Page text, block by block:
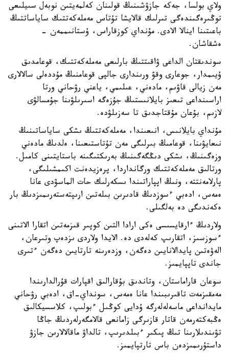
ولاي بولسا، جەكە جازۋشىنىڭ قولىنان كەلمەيتىن نوبەل سىيلىعى
توڭىرەگىندەگى تىرلىك قالايشا تۇتاس مەملەكەتتىك ساياساتتىڭ
باعىتىنا اينالا الادى. مۇنداي كوزقاراس، ۇستانىممەن -
ەشقاشان.
سوندىقتان الداعى ۋاقىتتىڭ بارلىعى مەملەكەتتىك، قوعامدىق
ۇيىمدار، جوعارى وقۋ ورىندارى جالپى قوعامنىڭ مۇددەلى سالالارى
مەن زيالى قاۋىم، مادەني، عىلىمي، ياعني رۋحاني ورتا
اراسىنداعى تىعىز بايلانىستىڭ جۇزەگە اسىرىلۋىنا جۇمسالۋى
لازىم، بۇعان مۇقتاجدىق تا سەزىلۋدە.
مۇنداي بايلانىس، انىعىندا، مەملەكەتتىڭ ىشكى ساياساتىنىڭ
نىعايۋىنا، قوعامىڭ بىرلىگى مەن تۇتاستىعىنا، ەلدىڭ مادەني
وزەگىنىڭ، ىشكى دىڭگەگىنىڭ بەرىكتىگىنە باستايتىنى كامىل.
ورتالىق مەملەكەتتىك ورگانداردا، پرەزيدەنت اكىمشىلىگى،
پارلامەنتتە، ونىڭ اپپاراتىندا ىسكەرلىك حات الماسۋدى عانا
ەمەس، ادەبي ءسوزدىڭ قادىرىن بىلەتىن ارىپتەستەرىمىزدىڭ بار
ەكەندىگى دە بەلگىلى.
ولاردىڭ ءارقايسىسى ەكى ارادا التىن كوپىر قىزمەتىن اتقارا الاتىنى
ءسوزسىز، اتقارىپ كەلەدى دە. الايدا ولاردى ىزدەپ وتىرعان،
الەۋەتىن پايدالانايىن دەگەن، وزدەرىنە تارتايىن دەگەن ءتىرى
جاندى تاپپايمىز.
سوعان قاراماستان، وتاندىق بۇقارالىق اقپارات قۇرالدارىندا
مەمقىزمەت تاقىرىبىندا عانا ەمەس، سونداي-اق، ادەبي رۋحاني
مايدانداعى ماسەلەلەرگە ۇدايى كوڭىل ءبولىپ، كلاسسيكالىق
ەڭبەكتەرمەن قاتار قازىرگى زامانعى قالامگەرلەردىڭ جاڭا
تۋىندىلارىنا تىڭ پىكىر ءبىلدىرىپ، تالداۋ ماقالالارىن جازۋ
داستۇرىمىزدەن باس تارتپايمىز.